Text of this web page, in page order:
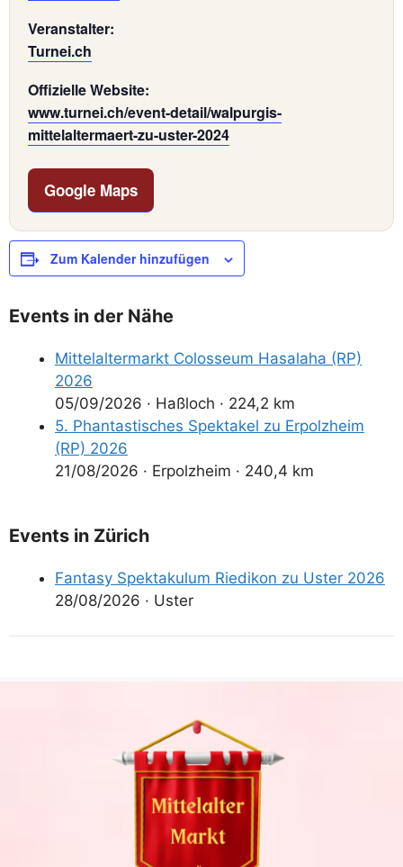
Veranstalter:
Turnei.ch
Offizielle Website:
www.turnei.ch/event-detail/walpurgis-
mittelaltermaert-zu-uster-2024
Google Maps
Zum Kalender hinzufügen
Events in der Nähe
Mittelaltermarkt Colosseum Hasalaha (RP)
2026
05/09/2026 · Haßloch · 224,2 km
5. Phantastisches Spektakel zu Erpolzheim
(RP) 2026
21/08/2026 · Erpolzheim · 240,4 km
Events in Zürich
Fantasy Spektakulum Riedikon zu Uster 2026
28/08/2026 · Uster